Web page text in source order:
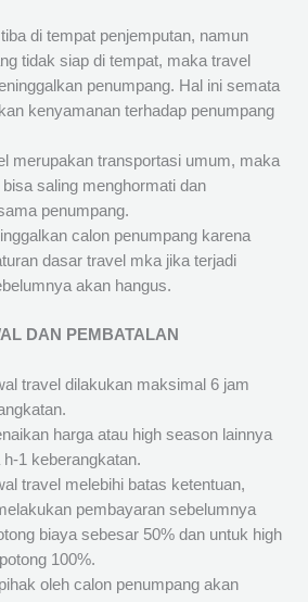
di tempat penjemputan, namun
tidak siap di tempat, maka travel
penumpang. Hal ini semata
kenyamanan terhadap penumpang
merupakan transportasi umum, maka
saling menghormati dan
penumpang.
calon penumpang karena
dasar travel mka jika terjadi
akan hangus.
DAN PEMBATALAN
travel dilakukan maksimal 6 jam
harga atau high season lainnya
1 keberangkatan.
travel melebihi batas ketentuan,
pembayaran sebelumnya
biaya sebesar 50% dan untuk high
100%.
oleh calon penumpang akan